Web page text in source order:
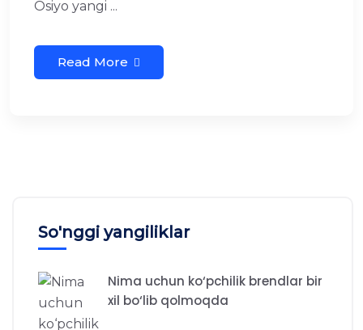
Osiyo yangi ...
Read More
So'nggi yangiliklar
Nima uchun ko‘pchilik brendlar bir
xil bo‘lib qolmoqda